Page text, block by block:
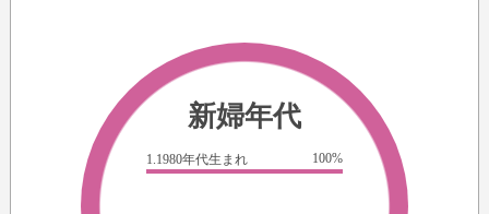
新婦年代
1.1980年代生まれ 100%